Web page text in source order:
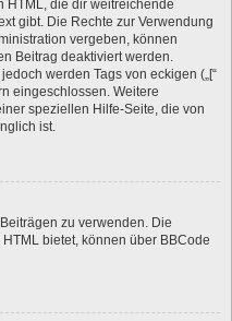
HTML, die dir weitreichende
gibt. Die Rechte zur Verwendung
vergeben, können
Beitrag deaktiviert werden.
werden Tags von eckigen („[“
eingeschlossen. Weitere
speziellen Hilfe-Seite, die von
ist.
zu verwenden. Die
bietet, können über BBCode